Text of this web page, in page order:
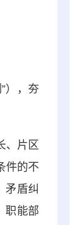
），夯
、片区
件的不
矛盾纠
职能部